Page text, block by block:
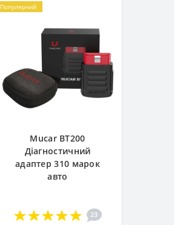
Популярний
Mucar BT200
Діагностичний
адаптер 310 марок
авто
23